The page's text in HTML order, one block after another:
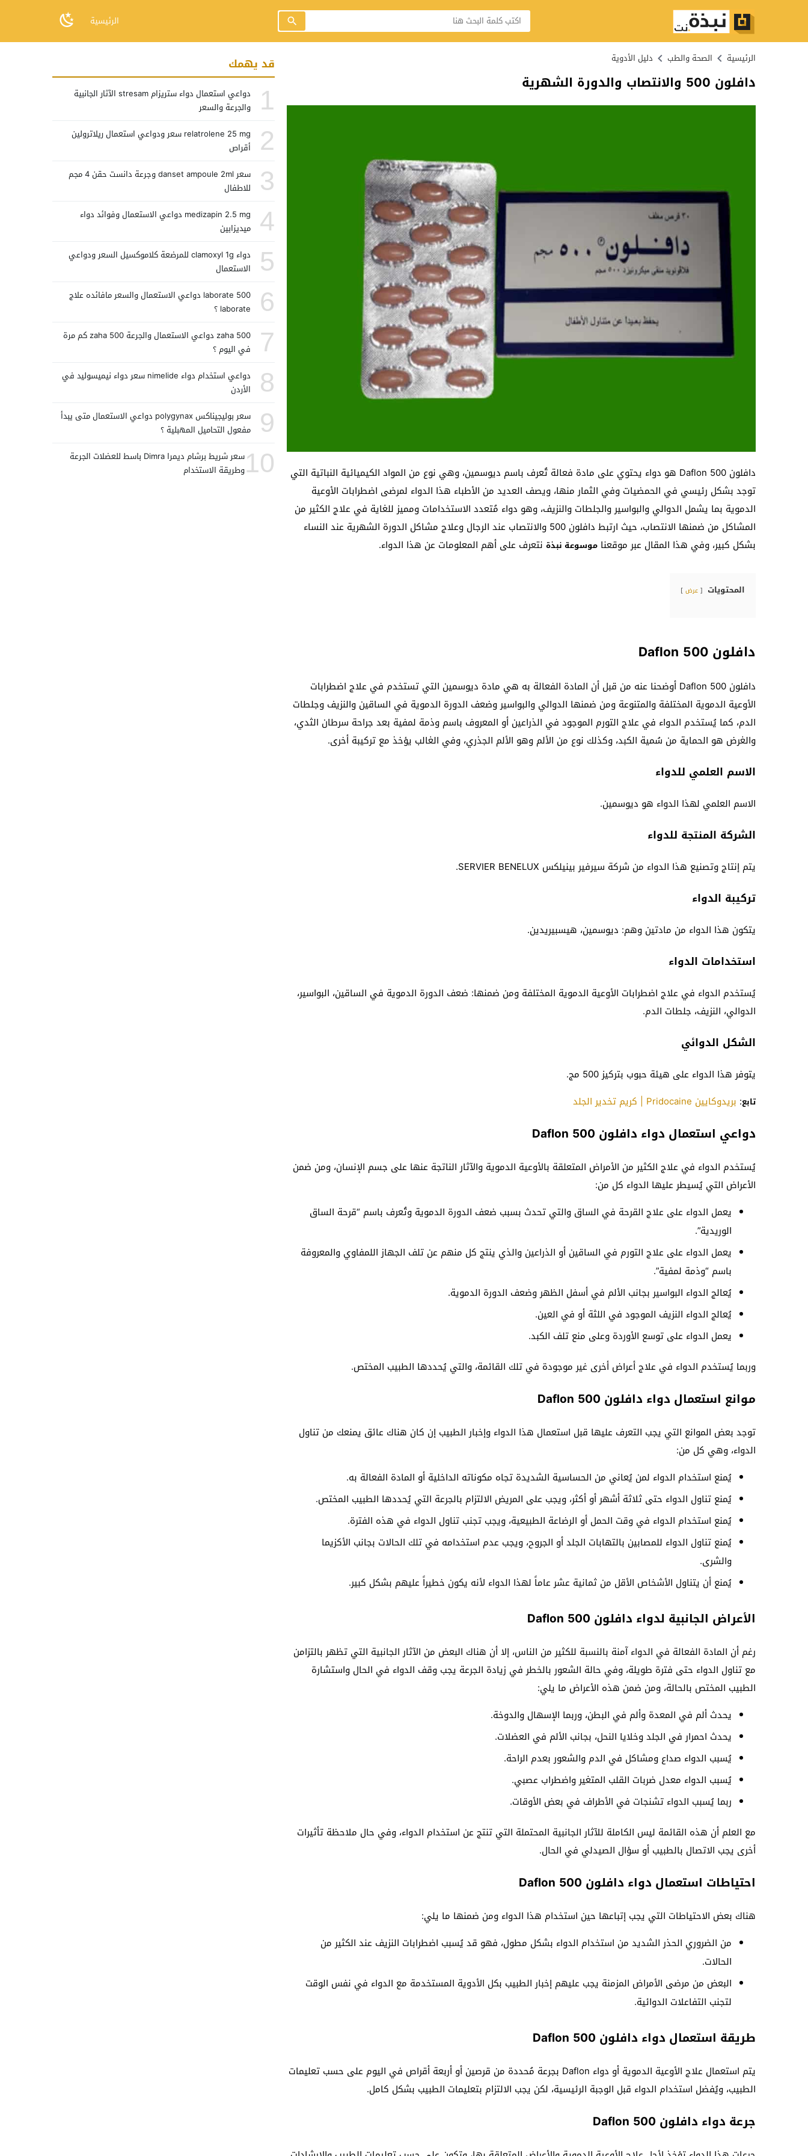
الرئيسية
الرئيسية الصحة والطب دليل الأدوية
دافلون 500 والانتصاب والدورة الشهرية
دافلون 500 Daflon هو دواء يحتوي على مادة فعالة تُعرف باسم ديوسمين، وهي نوع من المواد الكيميائية النباتية التي
توجد بشكل رئيسي في الحمضيات وفي الثمار منها، ويصف العديد من الأطباء هذا الدواء لمرضى اضطرابات الأوعية
الدموية بما يشمل الدوالي والبواسير والجلطات والنزيف، وهو دواء مُتعدد الاستخدامات ومميز للغاية في علاج الكثير من
المشاكل من ضمنها الانتصاب، حيث ارتبط دافلون 500 والانتصاب عند الرجال وعلاج مشاكل الدورة الشهرية عند النساء
بشكل كبير، وفي هذا المقال عبر موقعنا موسوعة نبذة نتعرف على أهم المعلومات عن هذا الدواء.
المحتويات عرض
دافلون 500 Daflon
دافلون 500 Daflon أوضحنا عنه من قبل أن المادة الفعالة به هي مادة ديوسمين التي تستخدم في علاج اضطرابات
الأوعية الدموية المختلفة والمتنوعة ومن ضمنها الدوالي والبواسير وضعف الدورة الدموية في الساقين والنزيف وجلطات
الدم، كما يُستخدم الدواء في علاج التورم الموجود في الذراعين أو المعروف باسم وذمة لمفية بعد جراحة سرطان الثدي،
والغرض هو الحماية من سُمية الكبد، وكذلك نوع من الألم وهو الألم الجذري، وفي الغالب يؤخذ مع تركيبة أخرى.
الاسم العلمي للدواء
الاسم العلمي لهذا الدواء هو ديوسمين.
الشركة المنتجة للدواء
يتم إنتاج وتصنيع هذا الدواء من شركة سيرفير بينيلكس SERVIER BENELUX.
تركيبة الدواء
يتكون هذا الدواء من مادتين وهم: ديوسمين، هيسبيريدين.
استخدامات الدواء
يُستخدم الدواء في علاج اضطرابات الأوعية الدموية المختلفة ومن ضمنها: ضعف الدورة الدموية في الساقين، البواسير،
الدوالي، النزيف، جلطات الدم.
الشكل الدوائي
يتوفر هذا الدواء على هيئة حبوب بتركيز 500 مج.
تابع: بريدوكايين Pridocaine | كريم تخدير الجلد
دواعي استعمال دواء دافلون 500 Daflon
يُستخدم الدواء في علاج الكثير من الأمراض المتعلقة بالأوعية الدموية والآثار الناتجة عنها على جسم الإنسان، ومن ضمن
الأعراض التي يُسيطر عليها الدواء كل من:
يعمل الدواء على علاج القرحة في الساق والتي تحدث بسبب ضعف الدورة الدموية وتُعرف باسم “قرحة الساق
الوريدية”.
يعمل الدواء على علاج التورم في الساقين أو الذراعين والذي ينتج كل منهم عن تلف الجهاز اللمفاوي والمعروفة
باسم “وذمة لمفية”.
يُعالج الدواء البواسير بجانب الألم في أسفل الظهر وضعف الدورة الدموية.
يُعالج الدواء النزيف الموجود في اللثة أو في العين.
يعمل الدواء على توسع الأوردة وعلى منع تلف الكبد.
وربما يُستخدم الدواء في علاج أعراض أخرى غير موجودة في تلك القائمة، والتي يُحددها الطبيب المختص.
موانع استعمال دواء دافلون 500 Daflon
توجد بعض الموانع التي يجب التعرف عليها قبل استعمال هذا الدواء وإخبار الطبيب إن كان هناك عائق يمنعك من تناول
الدواء، وهي كل من:
يُمنع استخدام الدواء لمن يُعاني من الحساسية الشديدة تجاه مكوناته الداخلية أو المادة الفعالة به.
يُمنع تناول الدواء حتى ثلاثة أشهر أو أكثر، ويجب على المريض الالتزام بالجرعة التي يُحددها الطبيب المختص.
يُمنع استخدام الدواء في وقت الحمل أو الرضاعة الطبيعية، ويجب تجنب تناول الدواء في هذه الفترة.
يُمنع تناول الدواء للمصابين بالتهابات الجلد أو الجروح، ويجب عدم استخدامه في تلك الحالات بجانب الأكزيما
والشرى.
يُمنع أن يتناول الأشخاص الأقل من ثمانية عشر عاماً لهذا الدواء لأنه يكون خطيراً عليهم بشكل كبير.
الأعراض الجانبية لدواء دافلون 500 Daflon
رغم أن المادة الفعالة في الدواء آمنة بالنسبة للكثير من الناس، إلا أن هناك البعض من الآثار الجانبية التي تظهر بالتزامن
مع تناول الدواء حتى فترة طويلة، وفي حالة الشعور بالخطر في زيادة الجرعة يجب وقف الدواء في الحال واستشارة
الطبيب المختص بالحالة، ومن ضمن هذه الأعراض ما يلي:
يحدث ألم في المعدة وألم في البطن، وربما الإسهال والدوخة.
يحدث احمرار في الجلد وخلايا النحل، بجانب الألم في العضلات.
يُسبب الدواء صداع ومشاكل في الدم والشعور بعدم الراحة.
يُسبب الدواء معدل ضربات القلب المتغير واضطراب عصبي.
ربما يُسبب الدواء تشنجات في الأطراف في بعض الأوقات.
مع العلم أن هذه القائمة ليس الكاملة للآثار الجانبية المحتملة التي تنتج عن استخدام الدواء، وفي حال ملاحظة تأثيرات
أخرى يجب الاتصال بالطبيب أو سؤال الصيدلي في الحال.
احتياطات استعمال دواء دافلون 500 Daflon
هناك بعض الاحتياطات التي يجب إتباعها حين استخدام هذا الدواء ومن ضمنها ما يلي:
من الضروري الحذر الشديد من استخدام الدواء بشكل مطول، فهو قد يُسبب اضطرابات النزيف عند الكثير من
الحالات.
البعض من مرضى الأمراض المزمنة يجب عليهم إخبار الطبيب بكل الأدوية المستخدمة مع الدواء في نفس الوقت
لتجنب التفاعلات الدوائية.
طريقة استعمال دواء دافلون 500 Daflon
يتم استعمال علاج الأوعية الدموية أو دواء Daflon بجرعة مُحددة من قرصين أو أربعة أقراص في اليوم على حسب تعليمات
الطبيب، ويُفضل استخدام الدواء قبل الوجبة الرئيسية، لكن يجب الالتزام بتعليمات الطبيب بشكل كامل.
جرعة دواء دافلون 500 Daflon
قد يهمك
1
دواعي استعمال دواء ستريزام stresam الآثار الجانبية
والجرعة والسعر
2
relatrolene 25 mg سعر ودواعي استعمال ريلاترولين
أقراص
3
سعر danset ampoule 2ml وجرعة دانست حقن 4 مجم
للاطفال
4
medizapin 2.5 mg دواعي الاستعمال وفوائد دواء
ميديزابين
5
دواء clamoxyl 1g للمرضعة كلاموكسيل السعر ودواعي
الاستعمال
6
laborate 500 دواعي الاستعمال والسعر مافائده علاج
laborate ؟
7
zaha 500 دواعي الاستعمال والجرعة zaha 500 كم مرة
في اليوم ؟
8
دواعي استخدام دواء nimelide سعر دواء نيميسوليد في
الأردن
9
سعر بوليجيناكس polygynax دواعي الاستعمال متى يبدأ
مفعول التحاميل المهبلية ؟
10
سعر شريط برشام ديمرا Dimra باسط للعضلات الجرعة
وطريقة الاستخدام